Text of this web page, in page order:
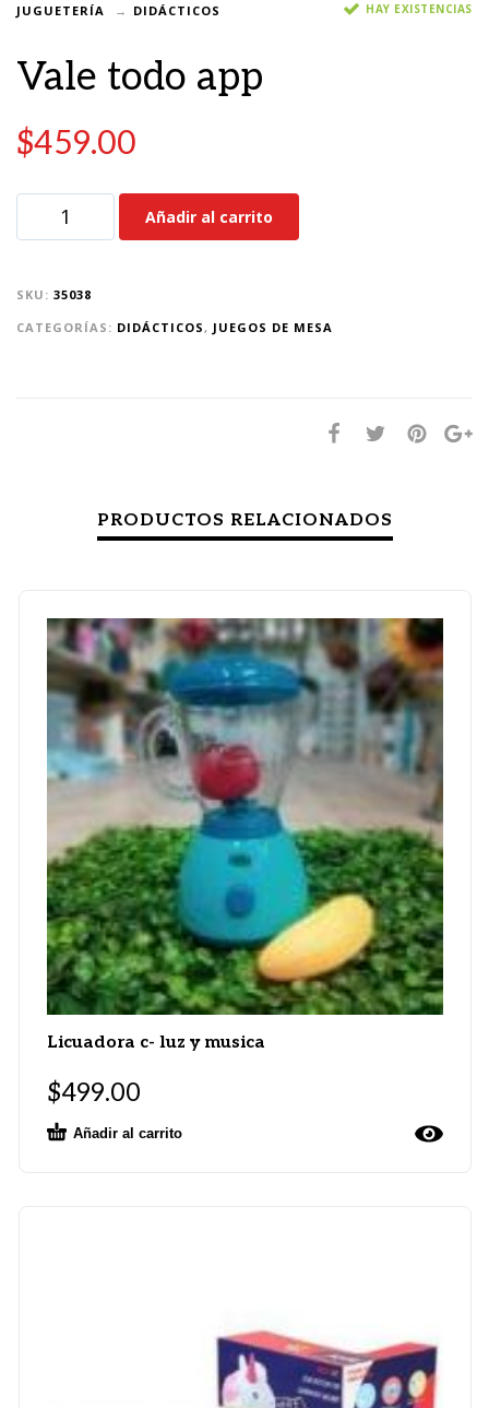
JUGUETERÍA DIDÁCTICOS HAY EXISTENCIAS
Vale todo app
$459.00
Añadir al carrito
SKU: 35038
CATEGORÍAS: DIDÁCTICOS , JUEGOS DE MESA
PRODUCTOS RELACIONADOS
Licuadora c- luz y musica
$499.00
Añadir al carrito